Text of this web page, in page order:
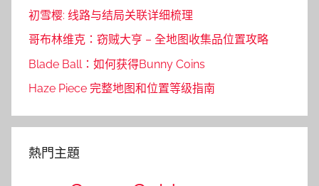
初雪樱: 线路与结局关联详细梳理
哥布林维克：窃贼大亨 – 全地图收集品位置攻略
Blade Ball：如何获得Bunny Coins
Haze Piece 完整地图和位置等级指南
熱門主題